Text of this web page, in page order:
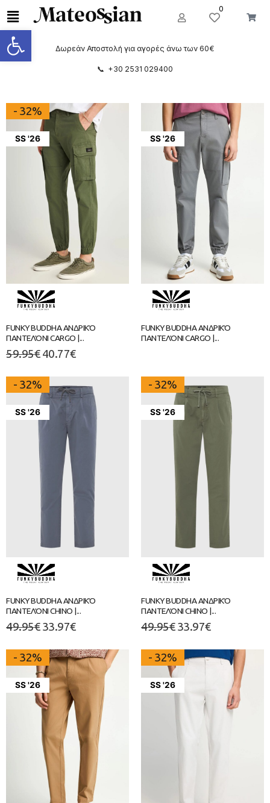
Ανοίξτε τη γραμμή εργαλείων
0
Δωρεάν Αποστολή για αγορές άνω των 60€
📞 +30 2531 029400
SS '26
- 32%
FUNKY BUDDHA ΑΝΔΡΙΚΌ
ΠΑΝΤΕΛΌΝΙ CARGO |...
59.95€ 40.77€
SS '26
FUNKY BUDDHA ΑΝΔΡΙΚΌ
ΠΑΝΤΕΛΌΝΙ CARGO |...
SS '26
- 32%
FUNKY BUDDHA ΑΝΔΡΙΚΌ
ΠΑΝΤΕΛΌΝΙ CHINO |...
49.95€ 33.97€
SS '26
- 32%
FUNKY BUDDHA ΑΝΔΡΙΚΌ
ΠΑΝΤΕΛΌΝΙ CHINO |...
49.95€ 33.97€
SS '26
- 32%
SS '26
- 32%